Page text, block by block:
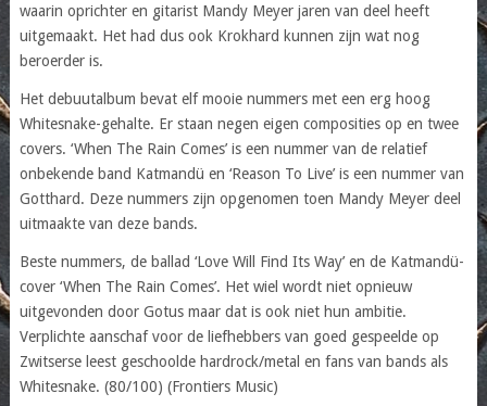
waarin oprichter en gitarist Mandy Meyer jaren van deel heeft
uitgemaakt. Het had dus ook Krokhard kunnen zijn wat nog
beroerder is.
Het debuutalbum bevat elf mooie nummers met een erg hoog
Whitesnake-gehalte. Er staan negen eigen composities op en twee
covers. ‘When The Rain Comes’ is een nummer van de relatief
onbekende band Katmandü en ‘Reason To Live’ is een nummer van
Gotthard. Deze nummers zijn opgenomen toen Mandy Meyer deel
uitmaakte van deze bands.
Beste nummers, de ballad ‘Love Will Find Its Way’ en de Katmandü-
cover ‘When The Rain Comes’. Het wiel wordt niet opnieuw
uitgevonden door Gotus maar dat is ook niet hun ambitie.
Verplichte aanschaf voor de liefhebbers van goed gespeelde op
Zwitserse leest geschoolde hardrock/metal en fans van bands als
Whitesnake. (80/100) (Frontiers Music)